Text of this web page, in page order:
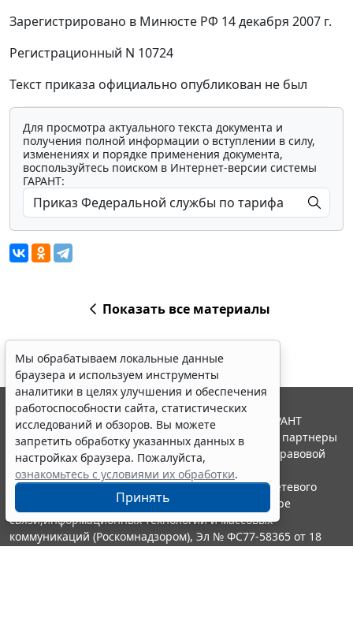
Зарегистрировано в Минюсте РФ 14 декабря 2007 г.
Регистрационный N 10724
Текст приказа официально опубликован не был
Для просмотра актуального текста документа и
получения полной информации о вступлении в силу,
изменениях и порядке применения документа,
воспользуйтесь поиском в Интернет-версии системы
ГАРАНТ:
Показать все материалы
Мы обрабатываем локальные данные
браузера и используем инструменты
аналитики в целях улучшения и обеспечения
работоспособности сайта, статистических
исследований и обзоров. Вы можете
запретить обработку указанных данных в
настройках браузера. Пожалуйста,
ознакомьтесь с условиями их обработки.
Принять
© ООО "НПП "ГАРАНТ-СЕРВИС", 2026. Система ГАРАНТ
выпускается с 1990 года. Компания "Гарант" и ее партнеры
являются участниками Российской ассоциации правовой
информации ГАРАНТ.
Портал ГАРАНТ.РУ зарегистрирован в качестве сетевого
издания Федеральной службой по надзору в сфере
связи,информационных технологий и массовых
коммуникаций (Роскомнадзором), Эл № ФС77-58365 от 18